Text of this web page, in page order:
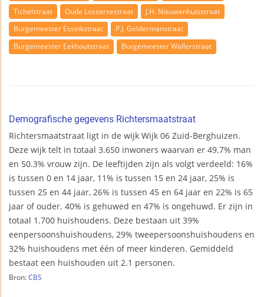
Tichelstraat
Oude Lossersestraat
J.H. Nieuwenhuisstraat
Burgemeester Essinkstraat
P.J. Geldermanstraat
Burgemeester Eekhoutstraat
Burgemeester Wallerstraat
Demografische gegevens Richtersmaatstraat
Richtersmaatstraat ligt in de wijk Wijk 06 Zuid-Berghuizen.
Deze wijk telt in totaal 3.650 inwoners waarvan er 49.7% man
en 50.3% vrouw zijn. De leeftijden zijn als volgt verdeeld: 16%
is tussen 0 en 14 jaar, 11% is tussen 15 en 24 jaar, 25% is
tussen 25 en 44 jaar, 26% is tussen 45 en 64 jaar en 22% is 65
jaar of ouder. 40% is gehuwed en 47% is ongehuwd. Er zijn in
totaal 1.700 huishoudens. Deze bestaan uit 39%
eenpersoonshuishoudens, 29% tweepersoonshuishoudens en
32% huishoudens met één of meer kinderen. Gemiddeld
bestaat een huishouden uit 2.1 personen.
Bron: CBS